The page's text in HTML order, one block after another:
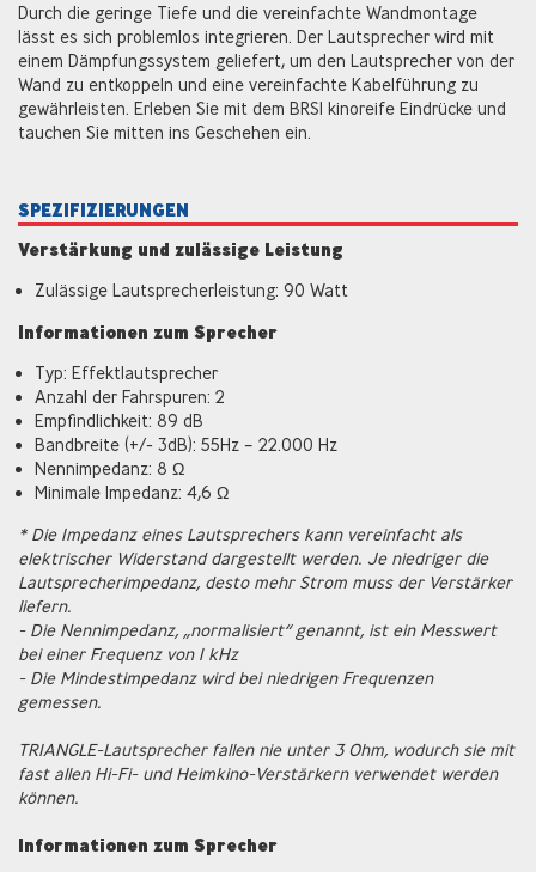
Durch die geringe Tiefe und die vereinfachte Wandmontage
lässt es sich problemlos integrieren. Der Lautsprecher wird mit
einem Dämpfungssystem geliefert, um den Lautsprecher von der
Wand zu entkoppeln und eine vereinfachte Kabelführung zu
gewährleisten. Erleben Sie mit dem BRS1 kinoreife Eindrücke und
tauchen Sie mitten ins Geschehen ein.
SPEZIFIZIERUNGEN
Verstärkung und zulässige Leistung
Zulässige Lautsprecherleistung: 90 Watt
Informationen zum Sprecher
Typ: Effektlautsprecher
Anzahl der Fahrspuren: 2
Empfindlichkeit: 89 dB
Bandbreite (+/- 3dB): 55Hz – 22.000 Hz
Nennimpedanz: 8 Ω
Minimale Impedanz: 4,6 Ω
* Die Impedanz eines Lautsprechers kann vereinfacht als
elektrischer Widerstand dargestellt werden. Je niedriger die
Lautsprecherimpedanz, desto mehr Strom muss der Verstärker
liefern.
- Die Nennimpedanz, „normalisiert“ genannt, ist ein Messwert
bei einer Frequenz von 1 kHz
- Die Mindestimpedanz wird bei niedrigen Frequenzen
gemessen.
TRIANGLE-Lautsprecher fallen nie unter 3 Ohm, wodurch sie mit
fast allen Hi-Fi- und Heimkino-Verstärkern verwendet werden
können.
Informationen zum Sprecher